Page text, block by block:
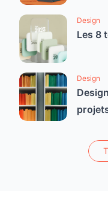
Design
Les 8
Design